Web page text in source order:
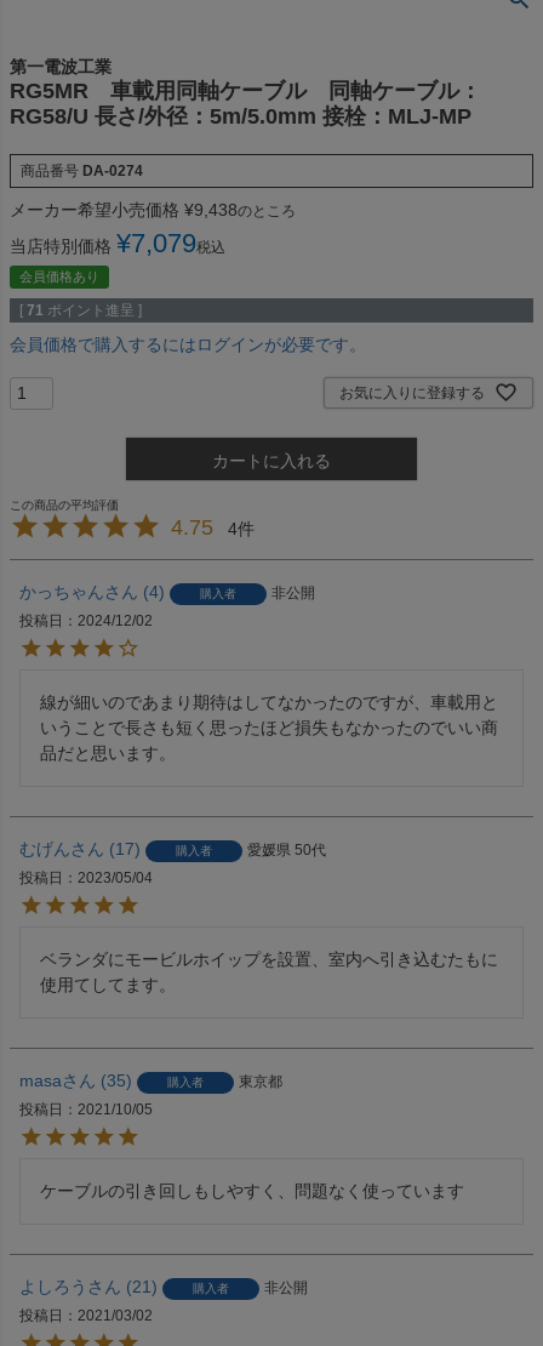
第一電波工業
RG5MR 車載用同軸ケーブル 同軸ケーブル：
RG58/U 長さ/外径：5m/5.0mm 接栓：MLJ-MP
商品番号 DA-0274
メーカー希望小売価格 ¥9,438のところ
当店特別価格 ¥7,079税込
会員価格あり
[ 71 ポイント進呈 ]
会員価格で購入するにはログインが必要です。
お気に入りに登録する
カートに入れる
4.75 4
かっちゃん 4 購入者
非公開
投稿日
2024/12/02
線が細いのであまり期待はしてなかったのですが、車載用と
いうことで長さも短く思ったほど損失もなかったのでいい商
品だと思います。
むげん 17 購入者 愛媛県 50代
投稿日
2023/05/04
ベランダにモービルホイップを設置、室内へ引き込むたもに
使用てしてます。
masa 35 購入者
東京都
投稿日
2021/10/05
ケーブルの引き回しもしやすく、問題なく使っています
よしろう 21 購入者
非公開
投稿日
2021/03/02